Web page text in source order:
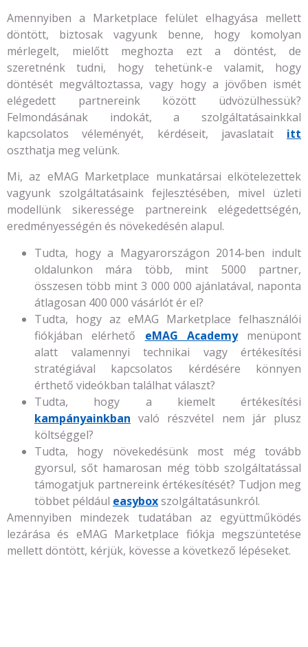
Amennyiben a Marketplace felület elhagyása mellett
döntött, biztosak vagyunk benne, hogy komolyan
mérlegelt, mielőtt meghozta ezt a döntést, de
szeretnénk tudni, hogy tehetünk-e valamit, hogy
döntését megváltoztassa, vagy hogy a jövőben ismét
elégedett partnereink között üdvözülhessük?
Felmondásának indokát, a szolgáltatásainkkal
kapcsolatos véleményét, kérdéseit, javaslatait itt
oszthatja meg velünk.
Mi, az eMAG Marketplace munkatársai elkötelezettek
vagyunk szolgáltatásaink fejlesztésében, mivel üzleti
modellünk sikeressége partnereink elégedettségén,
eredményességén és növekedésén alapul.
Tudta, hogy a Magyarországon 2014-ben indult
oldalunkon mára több, mint 5000 partner,
összesen több mint 3 000 000 ajánlatával, naponta
átlagosan 400 000 vásárlót ér el?
Tudta, hogy az eMAG Marketplace felhasználói
fiókjában elérhető eMAG Academymenüpont
alatt valamennyi technikai vagy értékesítési
stratégiával kapcsolatos kérdésére könnyen
érthető videókban találhat választ?
Tudta, hogy a kiemelt értékesítési
kampányainkban való részvétel nem jár plusz
költséggel?
Tudta, hogy növekedésünk most még tovább
gyorsul, sőt hamarosan még több szolgáltatással
támogatjuk partnereink értékesítését? Tudjon meg
többet például easyboxszolgáltatásunkról.
Amennyiben mindezek tudatában az együttműködés
lezárása és eMAG Marketplace fiókja megszüntetése
mellett döntött, kérjük, kövesse a következő lépéseket.